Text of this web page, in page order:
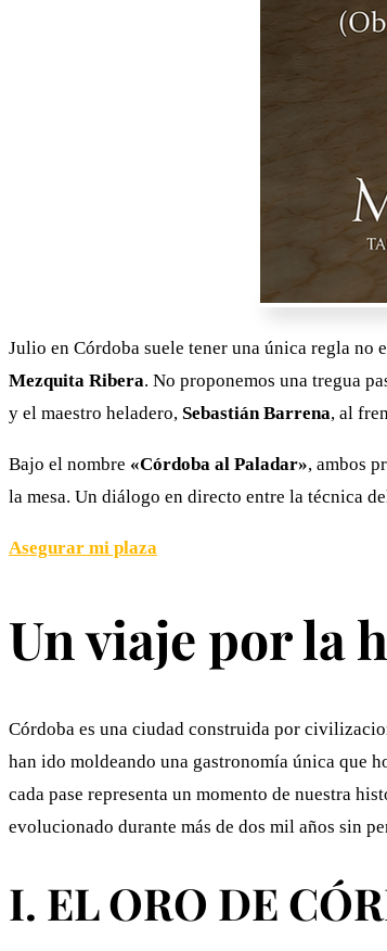
Julio en Córdoba suele tener una única regla no
Mezquita Ribera. No proponemos una tregua
y el maestro heladero, Sebastián Barrena, al
Bajo el nombre «Córdoba al Paladar», ambos
la mesa. Un diálogo en directo entre la técnica
Asegurar mi plaza
Un viaje por la
Córdoba es una ciudad construida por
han ido moldeando una gastronomía única que
cada pase representa un momento de nuestra
evolucionado durante más de dos mil años sin
I. EL ORO DE